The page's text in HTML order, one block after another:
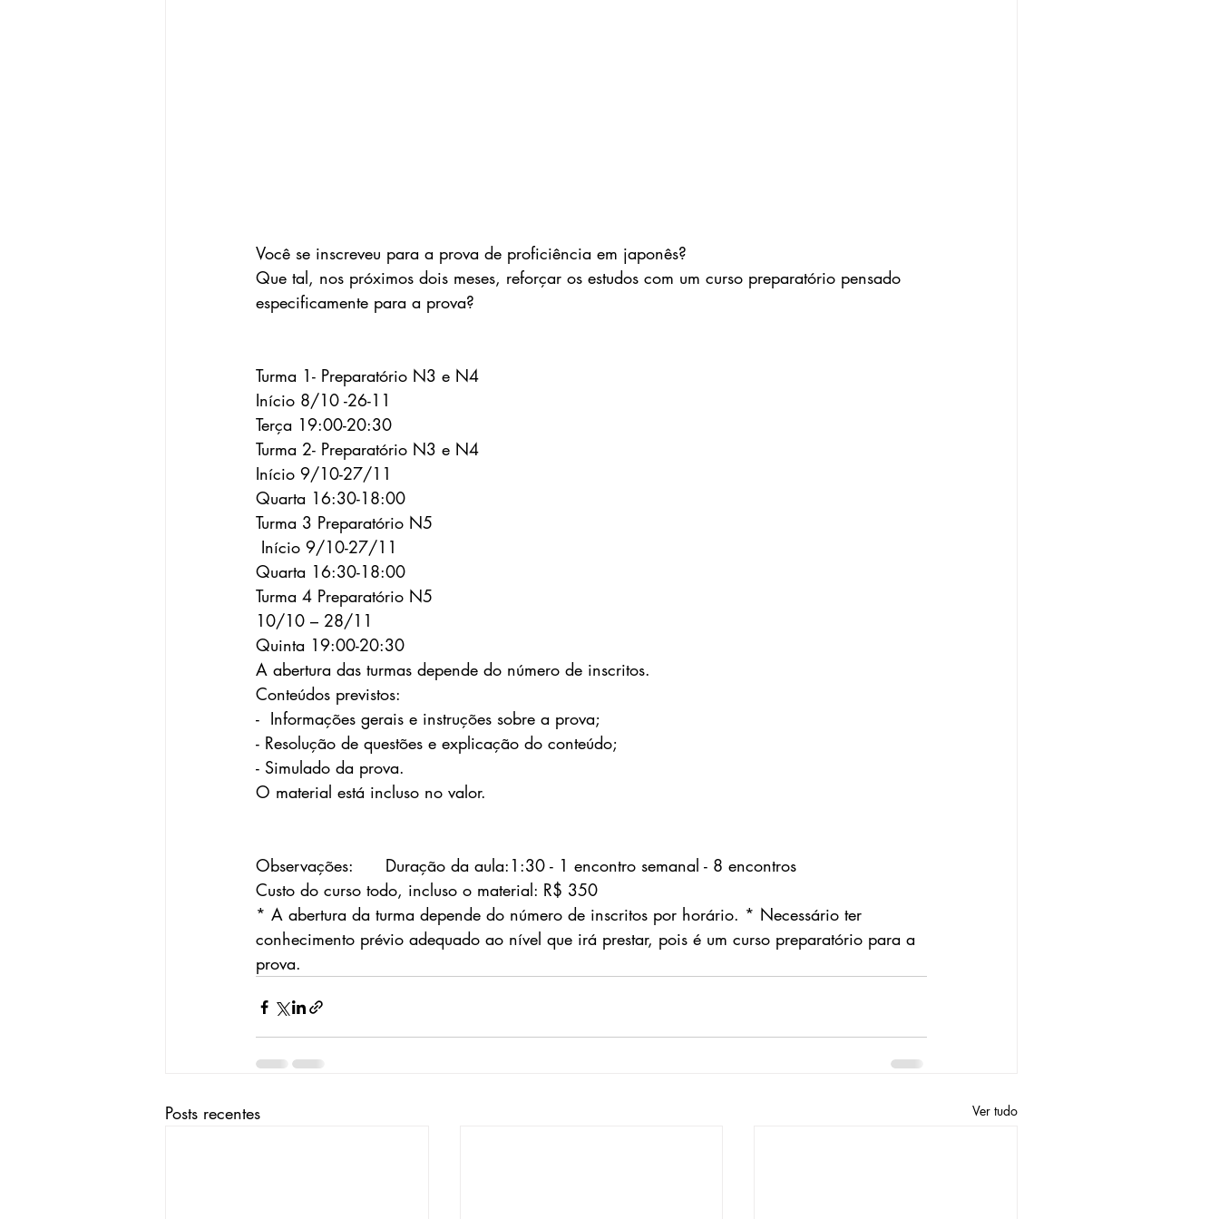
Você se inscreveu para a prova de proficiência em japonês?
Que tal, nos próximos dois meses, reforçar os estudos com um curso preparatório pensado
especificamente para a prova?
Turma 1- Preparatório N3 e N4
Início 8/10 -26-11
Terça 19:00-20:30
Turma 2- Preparatório N3 e N4
Início 9/10-27/11
Quarta 16:30-18:00
Turma 3 Preparatório N5
Início 9/10-27/11
Quarta 16:30-18:00
Turma 4 Preparatório N5
10/10 – 28/11
Quinta 19:00-20:30
A abertura das turmas depende do número de inscritos.
Conteúdos previstos:
-  Informações gerais e instruções sobre a prova;
- Resolução de questões e explicação do conteúdo;
- Simulado da prova.
O material está incluso no valor.
Observações:      Duração da aula:1:30 - 1 encontro semanal - 8 encontros
Custo do curso todo, incluso o material: R$ 350
* A abertura da turma depende do número de inscritos por horário. * Necessário ter
conhecimento prévio adequado ao nível que irá prestar, pois é um curso preparatório para a
prova.
Posts recentes Ver tudo